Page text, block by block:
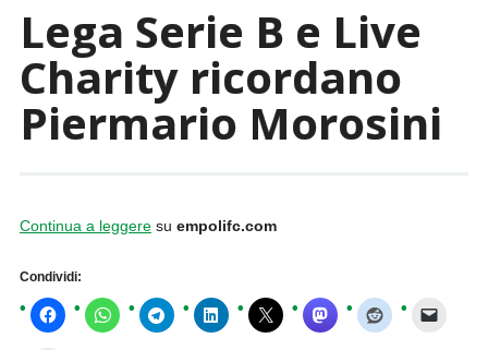
Lega Serie B e Live
Charity ricordano
Piermario Morosini
Continua a leggeresu empolifc.com
Condividi: